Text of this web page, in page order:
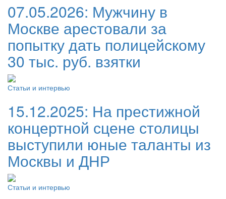
07.05.2026: Мужчину в
Москве арестовали за
попытку дать полицейскому
30 тыс. руб. взятки
Статьи и интервью
15.12.2025: На престижной
концертной сцене столицы
выступили юные таланты из
Москвы и ДНР
Статьи и интервью